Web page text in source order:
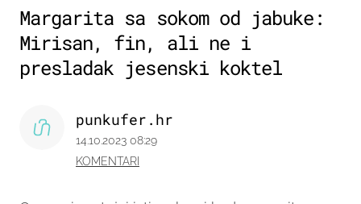
Margarita sa sokom od jabuke:
Mirisan, fin, ali ne i
presladak jesenski koktel
punkufer.hr
14.10.2023 08:29
KOMENTARI